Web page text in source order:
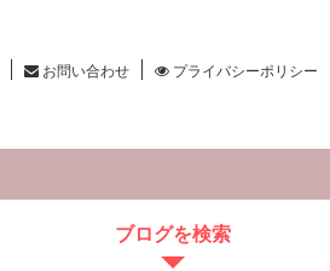
お問い合わせ プライバシーポリシー
ブログを検索